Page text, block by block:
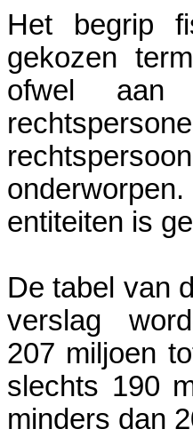
Het begrip
gekozen
ofwel aan
entiteiten is
De tabel van
verslag
207 miljoen
slechts 190
minders dan